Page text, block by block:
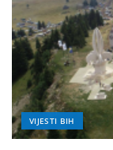
VIJESTI BIH